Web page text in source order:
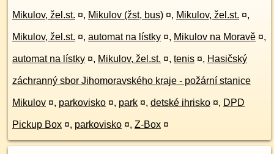
Mikulov, žel.st. ¤, Mikulov (žst, bus) ¤, Mikulov, žel.st. ¤,
Mikulov, žel.st. ¤, automat na lístky ¤, Mikulov na Moravě ¤,
automat na lístky ¤, Mikulov, žel.st. ¤, tenis ¤, Hasičský
záchranný sbor Jihomoravského kraje - požární stanice
Mikulov ¤, parkovisko ¤, park ¤, detské ihrisko ¤, DPD
Pickup Box ¤, parkovisko ¤, Z-Box ¤